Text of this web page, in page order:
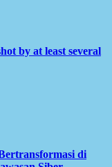
by at least several
di